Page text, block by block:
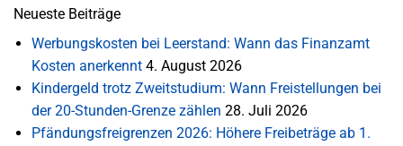
Neueste Beiträge
Werbungskosten bei Leerstand: Wann das Finanzamt
Kosten anerkennt 4. August 2026
Kindergeld trotz Zweitstudium: Wann Freistellungen bei
der 20-Stunden-Grenze zählen 28. Juli 2026
Pfändungsfreigrenzen 2026: Höhere Freibeträge ab 1.